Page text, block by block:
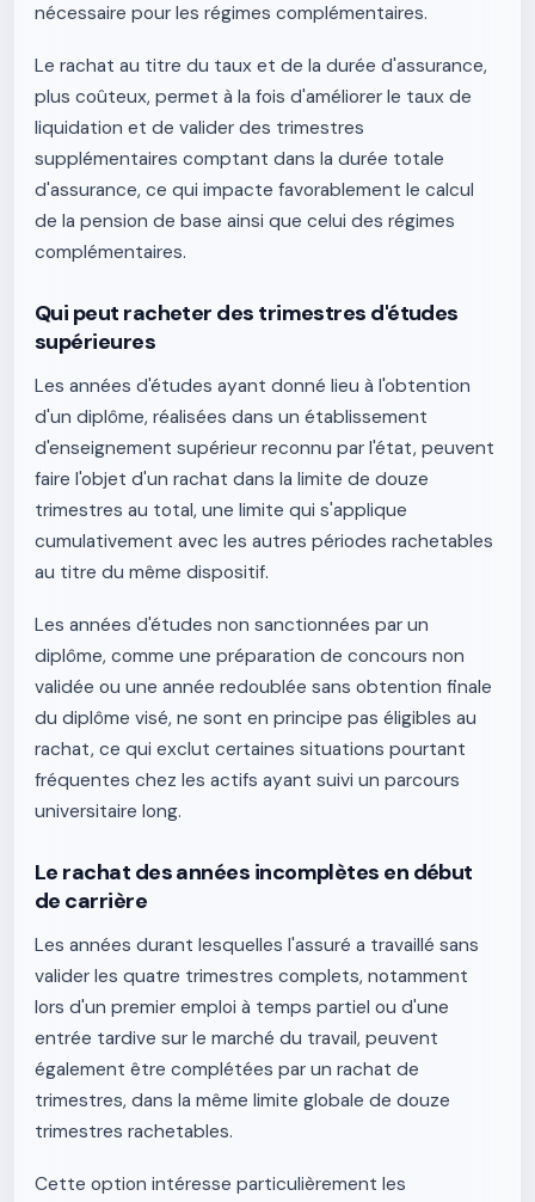
nécessaire pour les régimes complémentaires.
Le rachat au titre du taux et de la durée d'assurance,
plus coûteux, permet à la fois d'améliorer le taux de
liquidation et de valider des trimestres
supplémentaires comptant dans la durée totale
d'assurance, ce qui impacte favorablement le calcul
de la pension de base ainsi que celui des régimes
complémentaires.
Qui peut racheter des trimestres d'études
supérieures
Les années d'études ayant donné lieu à l'obtention
d'un diplôme, réalisées dans un établissement
d'enseignement supérieur reconnu par l'état, peuvent
faire l'objet d'un rachat dans la limite de douze
trimestres au total, une limite qui s'applique
cumulativement avec les autres périodes rachetables
au titre du même dispositif.
Les années d'études non sanctionnées par un
diplôme, comme une préparation de concours non
validée ou une année redoublée sans obtention finale
du diplôme visé, ne sont en principe pas éligibles au
rachat, ce qui exclut certaines situations pourtant
fréquentes chez les actifs ayant suivi un parcours
universitaire long.
Le rachat des années incomplètes en début
de carrière
Les années durant lesquelles l'assuré a travaillé sans
valider les quatre trimestres complets, notamment
lors d'un premier emploi à temps partiel ou d'une
entrée tardive sur le marché du travail, peuvent
également être complétées par un rachat de
trimestres, dans la même limite globale de douze
trimestres rachetables.
Cette option intéresse particulièrement les